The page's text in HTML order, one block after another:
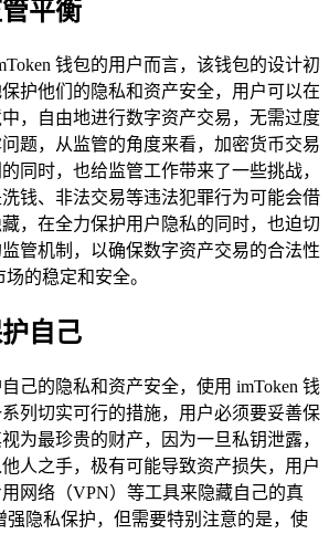
平衡
钱包的用户而言，该钱包的设计初
护他们的隐私和资产安全，用户可以在
，自由地进行数字资产交易，无需过度
题，从监管的角度来看，加密货币交易
同时，也给监管工作带来了一些挑战，
钱、非法交易等违法犯罪行为可能会借
，在全力保护用户隐私的同时，也迫切
管机制，以确保数字资产交易的合法性
的稳定和安全。
自己
己的隐私和资产安全，使用 imToken 钱
列切实可行的措施，用户必须要妥善保
为最珍贵的财产，因为一旦私钥泄露，
人之手，极有可能导致资产损失，用户
网络（VPN）等工具来隐藏自己的真
强隐私保护，但需要特别注意的是，使